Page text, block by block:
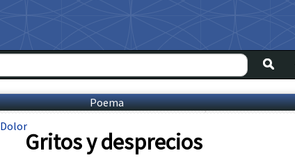
Poema
Dolor
Gritos y desprecios